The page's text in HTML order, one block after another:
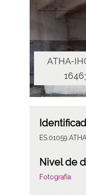
ATHA-
Nivel de
Fotografía